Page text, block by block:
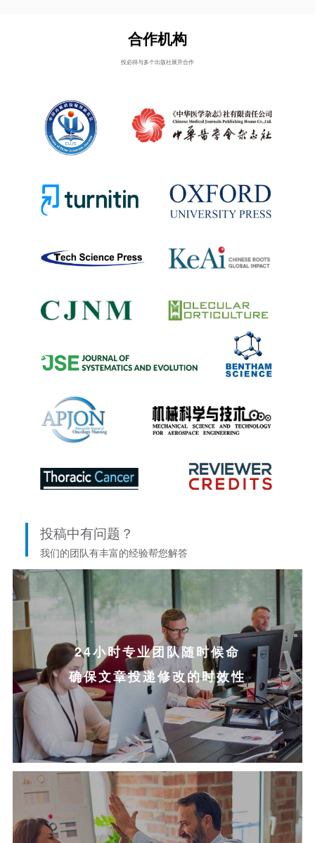
合作机构
投必得与多个出版社展开合作
投稿中有问题？
我们的团队有丰富的经验帮您解答
24小时专业团队随时候命
确保文章投递修改的时效性